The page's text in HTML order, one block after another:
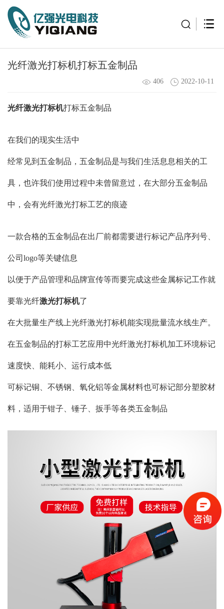
光纤激光打标机打标五金制品
406 2022-10-11
光纤激光打标机打标五金制品
在我们的现实生活中
经常见到五金制品，五金制品是与我们生活息息相关的工
具，也许我们使用过程中未曾留意过，在大部分五金制品
中，会有光纤激光打标工艺的痕迹
一款合格的五金制品在出厂前都需要进行标记产品序列号、
公司logo等关键信息
以便于产品管理和品牌宣传等而要完成这些金属标记工作就
要靠光纤激光打标机了
在大批量生产线上光纤激光打标机能实现批量流水线生产。
在五金制品的打标工艺应用中光纤激光打标机加工环境标记
速度快、能耗小、运行成本低
可标记铜、不锈钢、氧化铝等金属材料也可标记部分塑胶材
料，适用于钳子、锤子、扳手等各类五金制品